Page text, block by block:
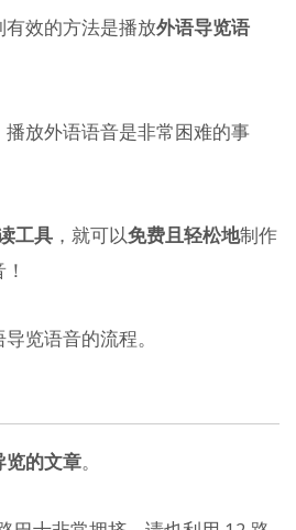
效的方法是播放外语导览语
放外语语音是非常困难的事
工具 ，就可以免费且轻松地制作
览语音的流程。
览的文章。